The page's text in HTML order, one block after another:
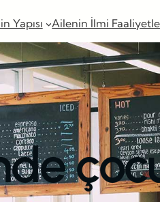
Yapısı Ailenin İlmi